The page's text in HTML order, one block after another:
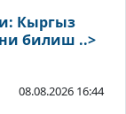
Кыргыз
билиш ..>
08.08.2026 16:44